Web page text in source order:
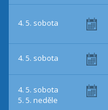
4. 5. sobota
4. 5. sobota
4. 5. sobota
5. 5. neděle